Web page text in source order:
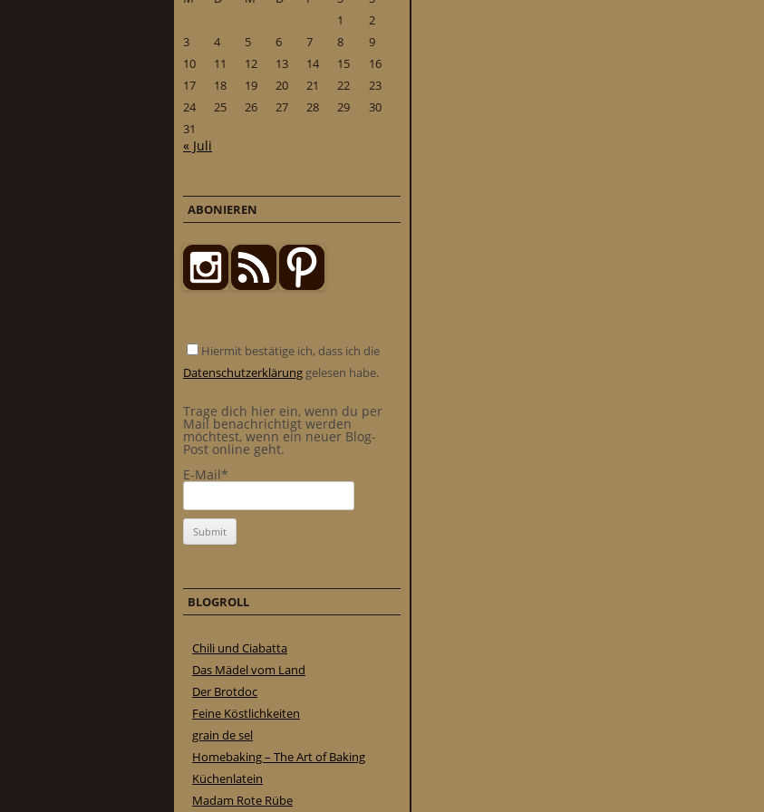
1
2
3
4 5 6 7 8
9
10
11 12 13 14 15
16
17
18 19 20 21 22
23
24
25 26 27 28 29
30
31
« Juli
ABONIEREN
Hiermit bestätige ich, dass ich die
Datenschutzerklärung gelesen habe.
Trage dich hier ein, wenn du per
Mail benachrichtigt werden
möchtest, wenn ein neuer Blog-
Post online geht.
E-Mail*
BLOGROLL
Chili und Ciabatta
Das Mädel vom Land
Der Brotdoc
Feine Köstlichkeiten
grain de sel
Homebaking – The Art of Baking
Küchenlatein
Madam Rote Rübe